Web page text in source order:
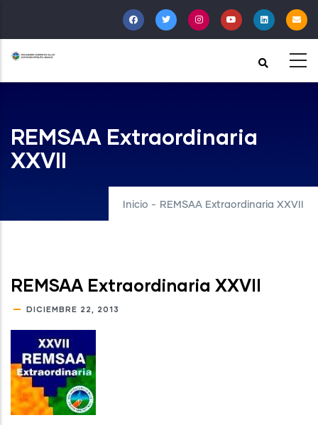
al
contenido
principal
REMSAA Extraordinaria
XXVII
Inicio - REMSAA Extraordinaria XXVII
REMSAA Extraordinaria XXVII
DICIEMBRE 22, 2013